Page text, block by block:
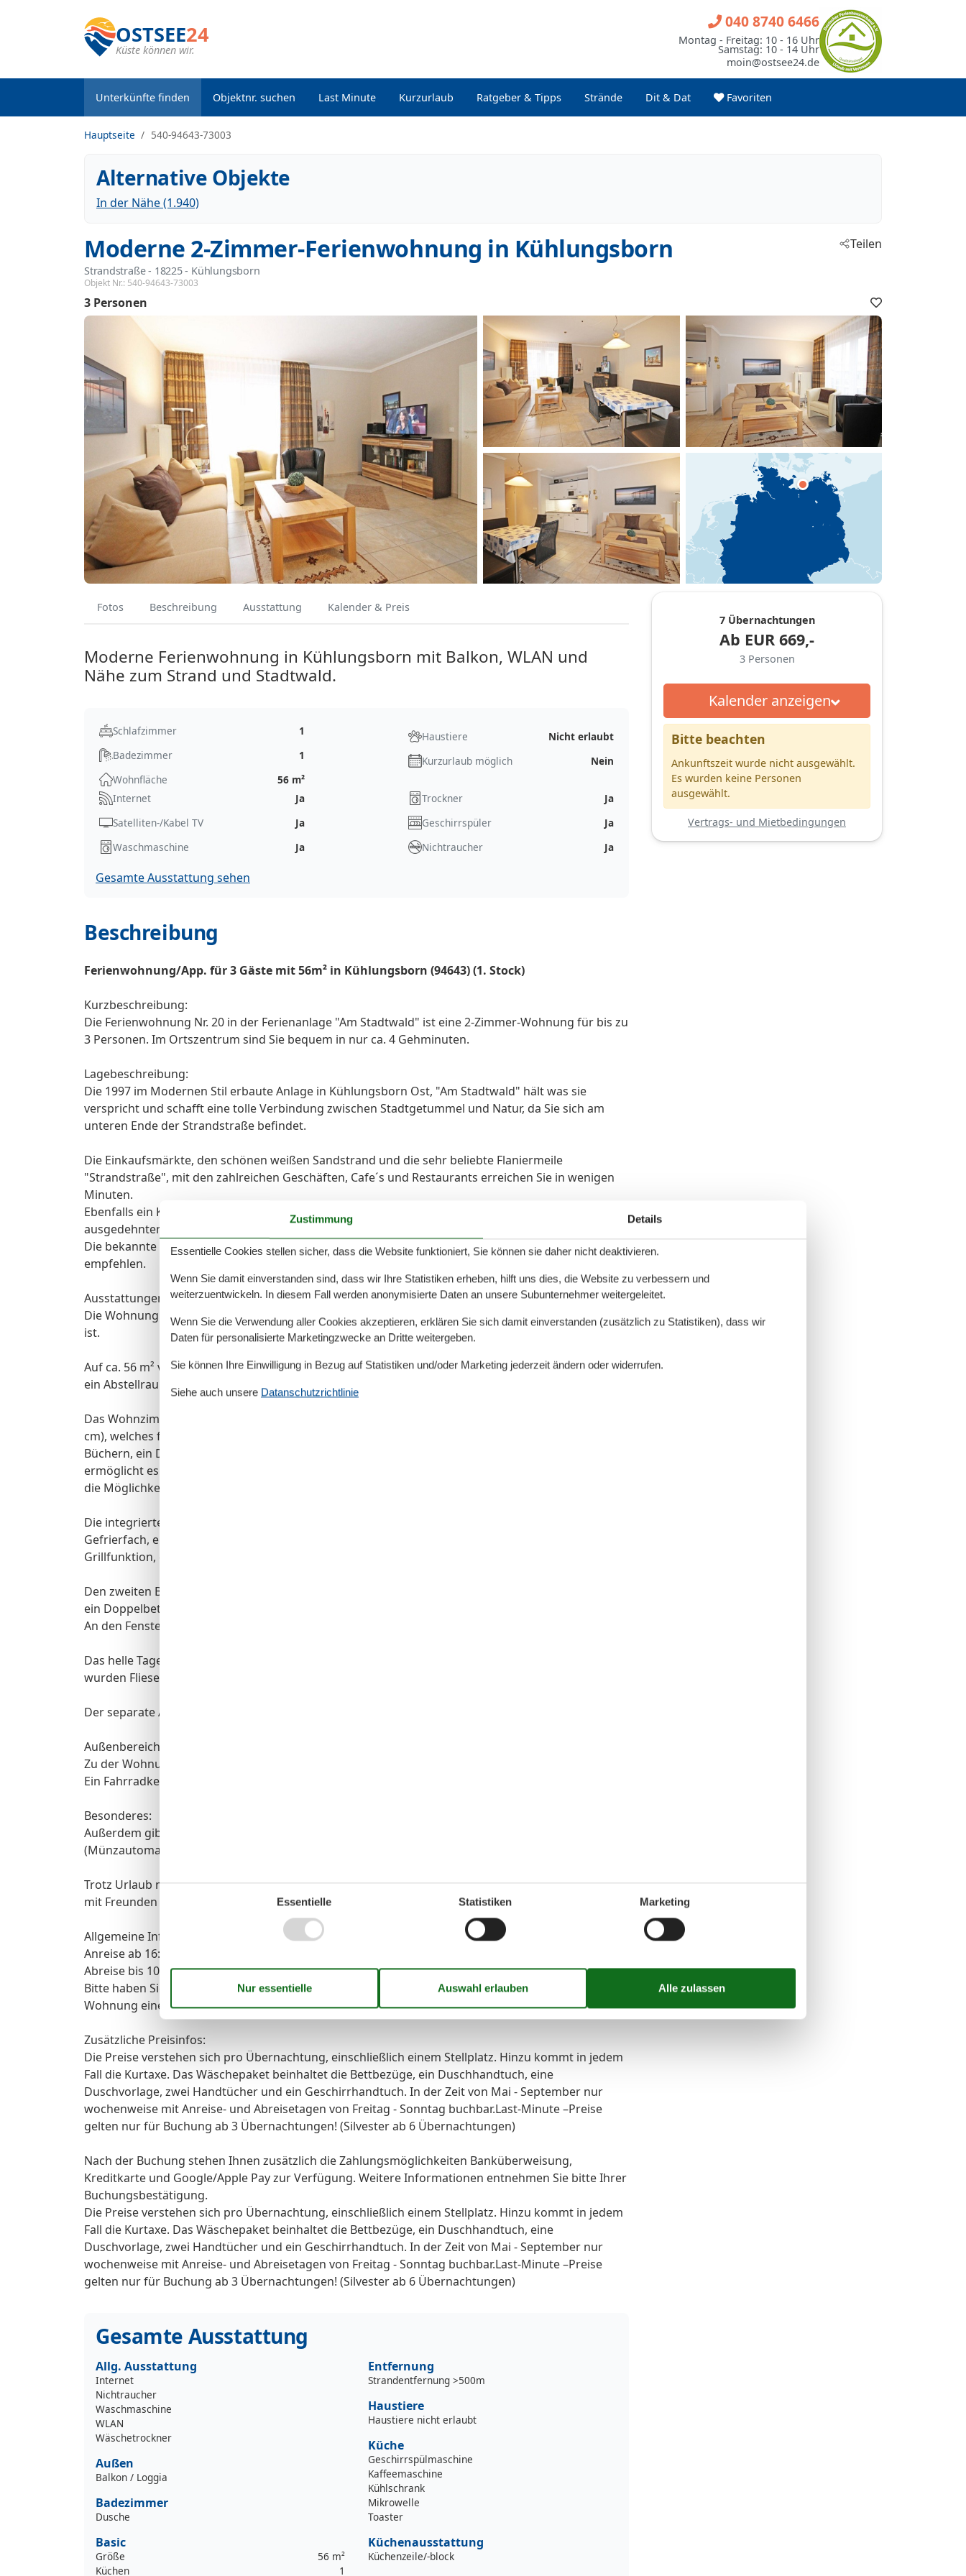
OSTSEE24
Küste können wir.
Unterkünfte finden Objektnr. suchen Last Minute Kurzurlaub Ratgeber & Tipps Strände Dit & Dat Favoriten
040 8740 6466
Montag - Freitag: 10 - 16 Uhr
Samstag: 10 - 14 Uhr
moin@ostsee24.de
Hauptseite 540-94643-73003
Alternative Objekte
In der Nähe (1.940)
Moderne 2-Zimmer-Ferienwohnung in Kühlungsborn
Strandstraße - 18225 - Kühlungsborn
Objekt Nr.: 540-94643-73003
Teilen
3 Personen
Fotos Beschreibung Ausstattung Kalender & Preis
Moderne Ferienwohnung in Kühlungsborn mit Balkon, WLAN und
Nähe zum Strand und Stadtwald.
Schlafzimmer
1
Badezimmer
1
Wohnfläche
56 m²
Haustiere
Nicht erlaubt
Kurzurlaub möglich
Nein
Internet
Ja
Satelliten-/Kabel TV
Ja
Waschmaschine
Ja
Trockner
Ja
Geschirrspüler
Ja
Nichtraucher
Ja
Gesamte Ausstattung sehen
Beschreibung
Ferienwohnung/App. für 3 Gäste mit 56m² in Kühlungsborn (94643) (1. Stock)
Kurzbeschreibung:
Die Ferienwohnung Nr. 20 in der Ferienanlage "Am Stadtwald" ist eine 2-Zimmer-Wohnung für bis zu
3 Personen. Im Ortszentrum sind Sie bequem in nur ca. 4 Gehminuten.
Lagebeschreibung:
Die 1997 im Modernen Stil erbaute Anlage in Kühlungsborn Ost, "Am Stadtwald" hält was sie
verspricht und schafft eine tolle Verbindung zwischen Stadtgetummel und Natur, da Sie sich am
unteren Ende der Strandstraße befindet.
Die Einkaufsmärkte, den schönen weißen Sandstrand und die sehr beliebte Flaniermeile
"Strandstraße", mit den zahlreichen Geschäften, Cafe´s und Restaurants erreichen Sie in wenigen
Minuten.
Ebenfalls ein Katzensprung entfernt empfängt Sie der wunderschöne Stadtwald, der zu
ausgedehnten Spaziergängen einlädt.
Die bekannte Bäderbahn "Molli" ist ebenfalls schnell erreicht. Eine Fahrt können wir Ihnen
empfehlen.
Ausstattungen:
Die Wohnung befindet sich in der ersten Etage des Hauses, die über eine Außentreppe zu erreichen
ist.
Auf ca. 56 m² verteilen sich dann ein Wohnbereich mit integrierter Küchenzeile, ein Schlafzimmer,
ein Abstellraum, ein Duschbad und zwei Balkone die zur Südseite gelegen sind.
Das Wohnzimmer bietet Ihnen zwei komfortable Sessel und ein bequemes Schlafsofa (145 x 200
cm), welches für eine dritte Person geeignet ist. Für gute Unterhaltung sorgen eine Auswahl an
Büchern, ein DVD-Player, eine Stereoanlage sowie ein Flachbild-Fernseher. Eine große Essecke
ermöglicht es Ihnen hier gemütlich zusammen zu sitzen. Zudem haben Sie, vom Wohnbereich aus,
die Möglichkeit den ersten Balkon zu betreten.
Die integrierte Küchenzeile der Ferienwohnung ist ausgestattet mit einem Kühlschrank mit
Gefrierfach, einem Geschirrspüler, einem 2-Platten-Cerankochfeld, einer Mikrowelle mit
Grillfunktion, einem Minibackofen, einer Kaffeemaschine, einem Toaster und einem Wasserkocher.
Den zweiten Balkon erreichen Sie über das Schlafzimmer. Hier stehen Ihnen ein Kleiderschrank und
ein Doppelbett (2 x 90 x 200 cm) zur Verfügung. Einen zweiten Fernseher finden Sie hier ebenfalls.
An den Fenstern der Ferienwohnung dienen Vorhänge zur Verdunkelung.
Das helle Tageslichtbad mit Duschbad und WC ist sehr geräumig. In der gesamten Wohnung
wurden Fliesen verlegt.
Der separate Abstellraum bietet zusätzlichen Stauraum.
Außenbereich:
Zu der Wohnung gehört ein Stellplatz in der Tiefgarage (max. Höhe 1,80 m).
Ein Fahrradkeller befindet sich im Haus.
Besonderes:
Außerdem gibt es Waschmaschinen und Trockner. Alles ist gegen einen kleine Gebühr
(Münzautomaten) nutzbar.
Trotz Urlaub möchten Sie erreichbar bleiben? Geschäftlich Online oder Urlaubsfotos und Eindrücke
mit Freunden teilen?! Sie können unseren kostenfreien WLAN-Zugang uneingeschränkt nutzen.
Allgemeine Informationen:
Anreise ab 16:00 Uhr
Abreise bis 10:00 Uhr
Bitte haben Sie Verständnis, dass das Mitbringen von Haustieren nicht gestattet ist. Ebenso ist diese
Wohnung eine Nichtraucherwohnung. Für Raucher steht der Balkon zur Verfügung.
Zusätzliche Preisinfos:
Die Preise verstehen sich pro Übernachtung, einschließlich einem Stellplatz. Hinzu kommt in jedem
Fall die Kurtaxe. Das Wäschepaket beinhaltet die Bettbezüge, ein Duschhandtuch, eine
Duschvorlage, zwei Handtücher und ein Geschirrhandtuch. In der Zeit von Mai - September nur
wochenweise mit Anreise- und Abreisetagen von Freitag - Sonntag buchbar.Last-Minute –Preise
gelten nur für Buchung ab 3 Übernachtungen! (Silvester ab 6 Übernachtungen)
Nach der Buchung stehen Ihnen zusätzlich die Zahlungsmöglichkeiten Banküberweisung,
Kreditkarte und Google/Apple Pay zur Verfügung. Weitere Informationen entnehmen Sie bitte Ihrer
Buchungsbestätigung.
Die Preise verstehen sich pro Übernachtung, einschließlich einem Stellplatz. Hinzu kommt in jedem
Fall die Kurtaxe. Das Wäschepaket beinhaltet die Bettbezüge, ein Duschhandtuch, eine
Duschvorlage, zwei Handtücher und ein Geschirrhandtuch. In der Zeit von Mai - September nur
wochenweise mit Anreise- und Abreisetagen von Freitag - Sonntag buchbar.Last-Minute –Preise
gelten nur für Buchung ab 3 Übernachtungen! (Silvester ab 6 Übernachtungen)
Gesamte Ausstattung
Allg. Ausstattung
Internet
Nichtraucher
Waschmaschine
WLAN
Wäschetrockner
Außen
Balkon / Loggia
Badezimmer
Dusche
Basic
Größe
56 m²
Küchen
1
Entfernung
Strandentfernung >500m
Haustiere
Haustiere nicht erlaubt
Küche
Geschirrspülmaschine
Kaffeemaschine
Kühlschrank
Mikrowelle
Toaster
Küchenausstattung
Küchenzeile/-block
7 Übernachtungen
Ab EUR 669,-
3 Personen
Kalender anzeigen
Bitte beachten
Ankunftszeit wurde nicht ausgewählt.
Es wurden keine Personen
ausgewählt.
Vertrags- und Mietbedingungen
Zustimmung Details
Essentielle Cookies stellen sicher, dass die Website funktioniert, Sie können sie daher nicht deaktivieren.
Wenn Sie damit einverstanden sind, dass wir Ihre Statistiken erheben, hilft uns dies, die Website zu verbessern und
weiterzuentwickeln. In diesem Fall werden anonymisierte Daten an unsere Subunternehmer weitergeleitet.
Wenn Sie die Verwendung aller Cookies akzeptieren, erklären Sie sich damit einverstanden (zusätzlich zu Statistiken), dass wir
Daten für personalisierte Marketingzwecke an Dritte weitergeben.
Sie können Ihre Einwilligung in Bezug auf Statistiken und/oder Marketing jederzeit ändern oder widerrufen.
Siehe auch unsere Datanschutzrichtlinie
Essentielle Statistiken Marketing